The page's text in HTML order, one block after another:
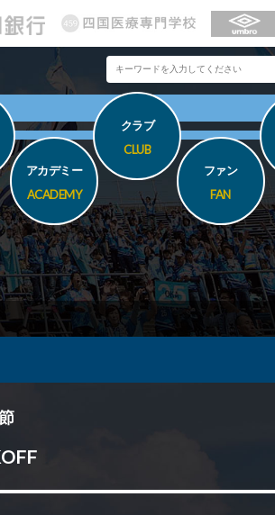
アカデミー
ACADEMY
クラブ
CLUB
ファン
FAN